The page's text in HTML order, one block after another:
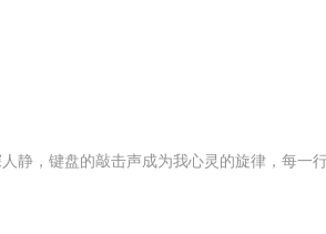
静，键盘的敲击声成为我心灵的旋律，每一